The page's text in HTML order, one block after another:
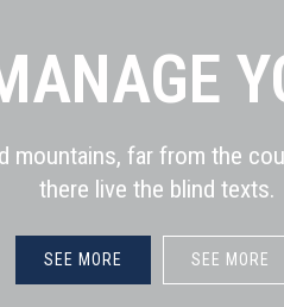
mountains, far from the
there live the blind texts.
SEE MORE SEE MORE